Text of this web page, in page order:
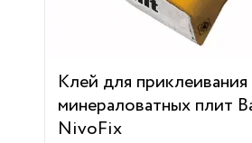
Клей для
минераловатных плит
NivoFix